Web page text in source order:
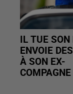
IL TUE SON
ENVOIE
À SON EX-